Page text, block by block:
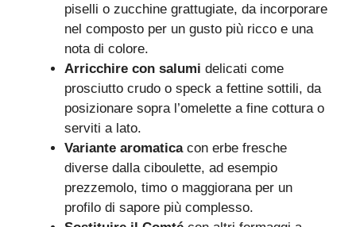
piselli o zucchine grattugiate, da incorporare
nel composto per un gusto più ricco e una
nota di colore.
Arricchire con salumi delicati come
prosciutto crudo o speck a fettine sottili, da
posizionare sopra l’omelette a fine cottura o
serviti a lato.
Variante aromaticacon erbe fresche
diverse dalla ciboulette, ad esempio
prezzemolo, timo o maggiorana per un
profilo di sapore più complesso.